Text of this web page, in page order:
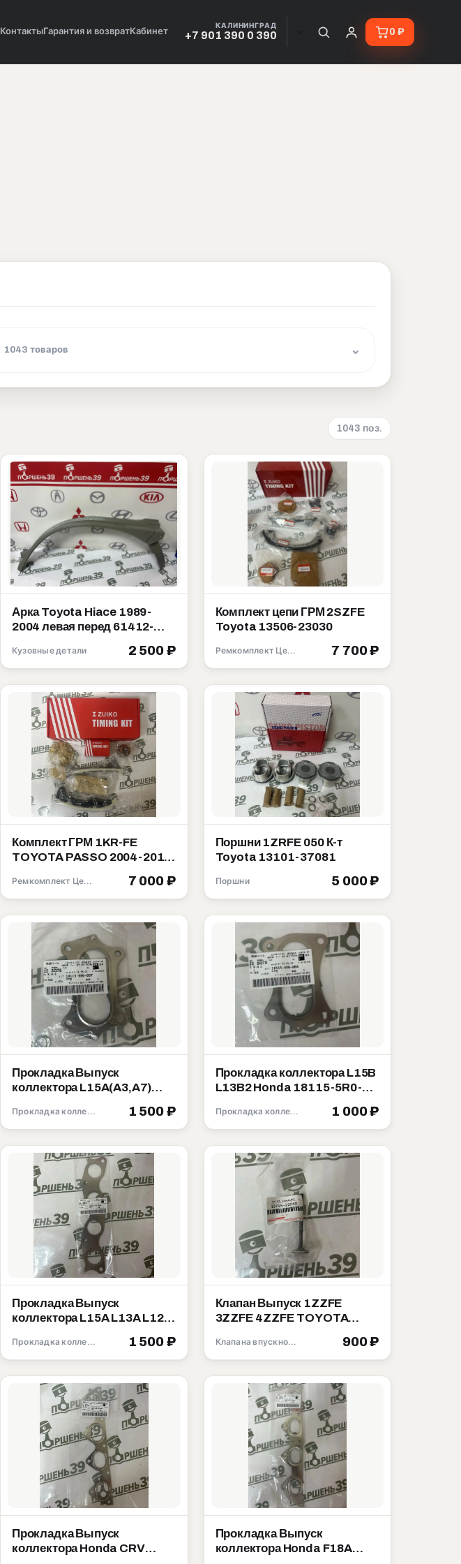
КонтактыГарантия и возвратКабинет
КАЛИНИНГРАД
+7 901 390 0 390 0 ₽
1043 товаров
1043 поз.
Арка Toyota Hiace 1989-
2004 левая перед 61412-
Кузовные детали 2 500 ₽
Комплект цепи ГРМ 2SZFE
Toyota 13506-23030
Ремкомплект Цепи ГРМ 7 700 ₽
Комплект ГРМ 1KR-FE
TOYOTA PASSO 2004-2010
Ремкомплект Цепи ГРМ 7 000 ₽
Поршни 1ZRFE 050 К-т
Toyota 13101-37081
Поршни 5 000 ₽
Прокладка Выпуск
коллектора L15A(A3,A7)
18115-RB0-007
Прокладка коллектора 1 500 ₽
Прокладка коллектора L15B
L13B2 Honda 18115-5R0-
Прокладка коллектора 1 000 ₽
Прокладка Выпуск
коллектора L15A L13A L12A
Прокладка коллектора 1 500 ₽
Клапан Выпуск 1ZZFE
3ZZFE 4ZZFE TOYOTA
13715-22040Клапана впускной выпускной 900 ₽
Прокладка Выпуск
коллектора Honda CRV
Прокладка Выпуск
коллектора Honda F18A